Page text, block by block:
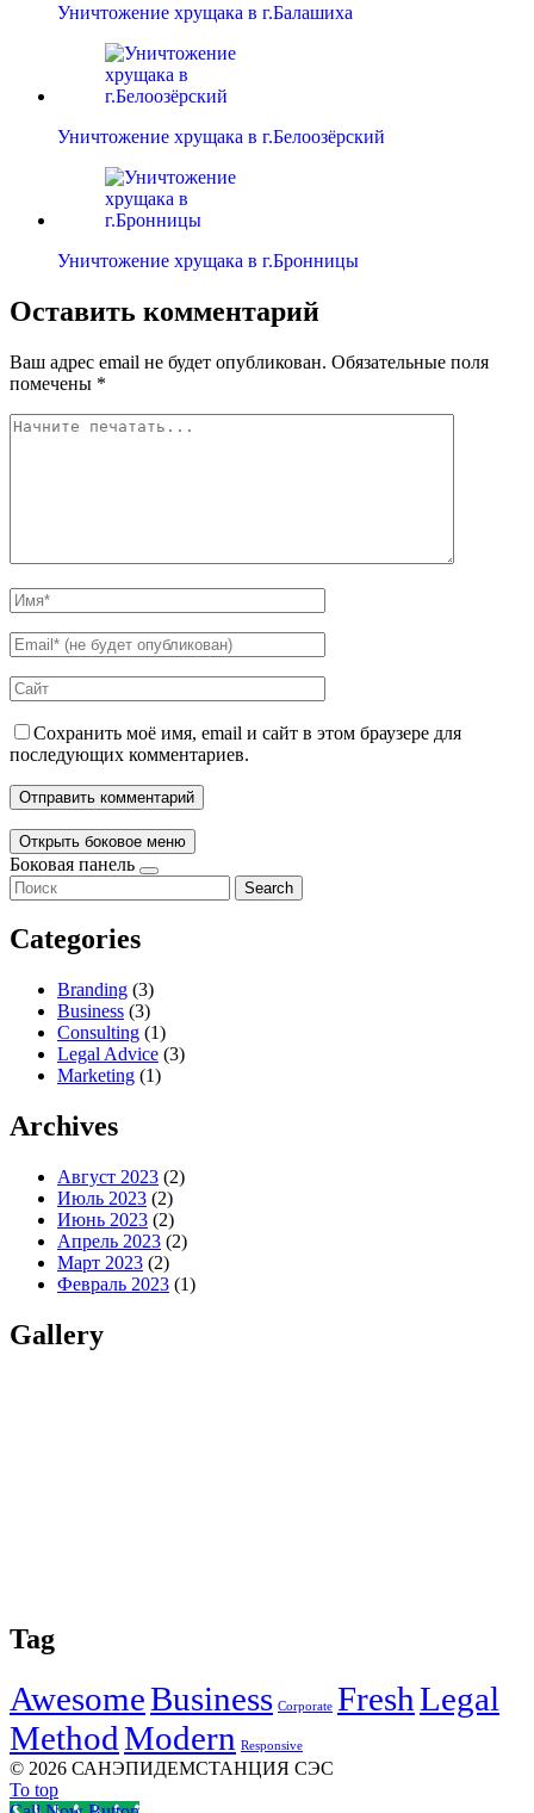
Уничтожение хрущака в г.Балашиха
Уничтожение хрущака в г.Белоозёрский
Уничтожение хрущака в г.Бронницы
Оставить комментарий
Ваш адрес email не будет опубликован. Обязательные поля
помечены *
Сохранить моё имя, email и сайт в этом браузере для
последующих комментариев.
Открыть боковое меню
Боковая панель
Search
Categories
Branding (3)
Business (3)
Consulting (1)
Legal Advice (3)
Marketing (1)
Archives
Август 2023 (2)
Июль 2023 (2)
Июнь 2023 (2)
Апрель 2023 (2)
Март 2023 (2)
Февраль 2023 (1)
Gallery
Tag
AwesomeBusiness Corporate FreshLegal
MethodModern Responsive
© 2026 САНЭПИДЕМСТАНЦИЯ СЭС
To top